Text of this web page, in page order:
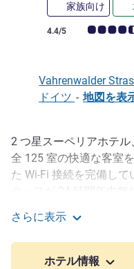
家族向け
お客さまの声 (確認済
4.4/5
Vahrenwalder
ドイツ - 地図を表
説明
2 つ星スーペリアホテル
全 125 室の快適な客室
た Wi-Fi 接続を完備し
に加え、ドリンクとス
いただけます。当ホテ
では無料 Wi-Fi をご利
ービスの締めくくりと
さらに表示
ホテル情報